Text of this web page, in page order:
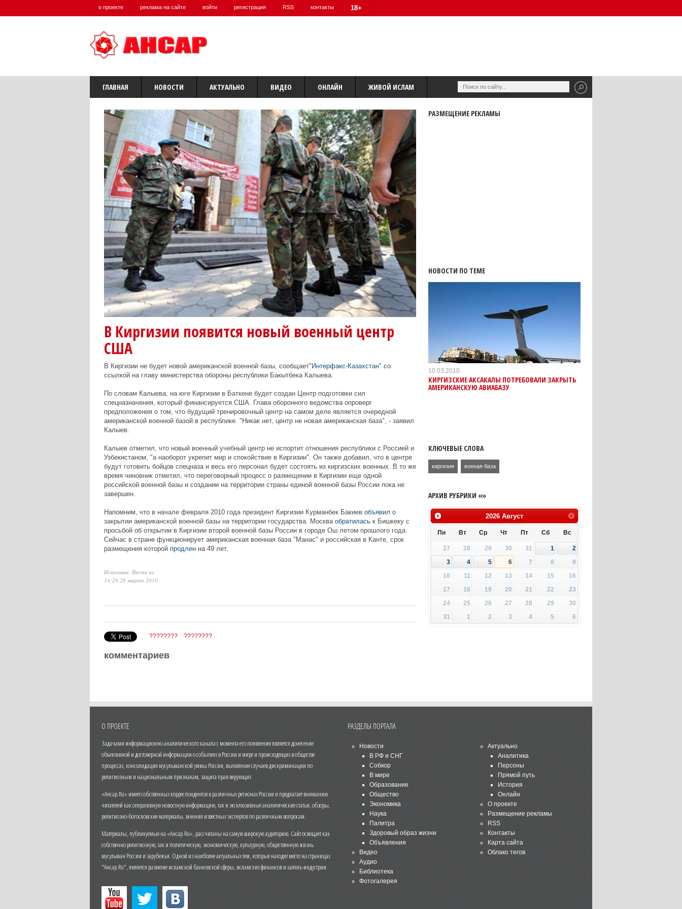
о проекте реклама на сайте войти регистрация RSS контакты 18+
ГЛАВНАЯ НОВОСТИ АКТУАЛЬНО ВИДЕО ОНЛАЙН ЖИВОЙ ИСЛАМ
В Киргизии появится новый военный центр
США
В Киргизии не будет новой американской военной базы, сообщает"Интерфакс-Казахстан" со
ссылкой на главу министерства обороны республики Бакытбека Калыева.
По словам Калыева, на юге Киргизии в Баткене будет создан Центр подготовки сил
спецназначения, который финансируется США. Глава оборонного ведомства опроверг
предположения о том, что будущий тренировочный центр на самом деле является очередной
американской военной базой в республике. "Никак нет, центр не новая американская база", - заявил
Калыев.
Калыев отметил, что новый военный учебный центр не испортит отношения республики с Россией и
Узбекистаном, "а наоборот укрепит мир и спокойствие в Киргизии". Он также добавил, что в центре
будут готовить бойцов спецназа и весь его персонал будет состоять из киргизских военных. В то же
время чиновник отметил, что переговорный процесс о размещении в Киргизии еще одной
российской военной базы и создании на территории страны единой военной базы России пока не
завершен.
Напомним, что в начале февраля 2010 года президент Киргизии Курманбек Бакиев объявил о
закрытии американской военной базы на территории государства. Москва обратиласьк Бишкеку с
просьбой об открытии в Киргизии второй военной базы России в городе Ош летом прошлого года.
Сейчас в стране функционирует американская военная база "Манас" и российская в Канте, срок
размещения которой продленна 49 лет.
Источник: Вести.кз
14:28 26 марта 2010
???????? ????????
комментариев
РАЗМЕЩЕНИЕ РЕКЛАМЫ
НОВОСТИ ПО ТЕМЕ
10.03.2010
КИРГИЗСКИЕ АКСАКАЛЫ ПОТРЕБОВАЛИ ЗАКРЫТЬ
АМЕРИКАНСКУЮ АВИАБАЗУ
КЛЮЧЕВЫЕ СЛОВА
киргизия военая база
АРХИВ РУБРИКИ «»
2026 Август
Пн Вт Ср Чт Пт Сб Вс
27 28 29 30 31 1
2
3
4 5 6 7 8
9
10
11 12 13 14 15
16
17
18 19 20 21 22
23
24
25 26 27 28 29
30
31
1 2 3 4 5 6
О ПРОЕКТЕ
Задачами информационно-аналитического канала с момента его появления является донесение
объективной и достоверной информации о событиях в России и мире и происходящих в обществе
процессах, консолидация мусульманской уммы России, выявление случаев дискриминации по
религиозным и национальным признакам, защита прав верующих.
«Ансар.Ru» имеет собственных корреспондентов в различных регионах России и предлагает вниманию
читателей как оперативную новостную информацию, так и эксклюзивные аналитические статьи, обзоры,
религиозно-богословские материалы, мнения известных экспертов по различным вопросам.
Материалы, публикуемые на «Ансар.Ru», рассчитаны на самую широкую аудиторию. Сайт освещает как
собственно религиозную, так и политическую, экономическую, культурную, общественную жизнь
мусульман России и зарубежья. Одной из наиболее актуальных тем, которые находят место на страницах
"Ансар.Ru", является развитие исламской банковской сферы, исламских финансов и халяль-индустрии.
РАЗДЕЛЫ ПОРТАЛА
Новости
В РФ и СНГ
Собкор
В мире
Образование
Общество
Экономика
Наука
Палитра
Здоровый образ жизни
Объявления
Видео
Аудио
Библиотека
Фотогалерея
Актуально
Аналитика
Персоны
Прямой путь
История
Онлайн
О проекте
Размещение рекламы
RSS
Контакты
Карта сайта
Облако тегов